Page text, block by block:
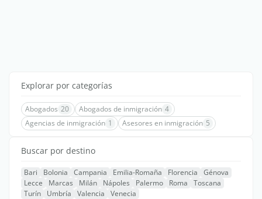
Explorar por categorías
Abogados 20 Abogados de inmigración 4
Agencias de inmigración 1 Asesores en inmigración 5
Buscar por destino
Bari Bolonia Campania Emilia-Romaña Florencia
Génova
Lecce
Marcas Milán Nápoles Palermo Roma
Toscana
Turín
Umbría Valencia Venecia